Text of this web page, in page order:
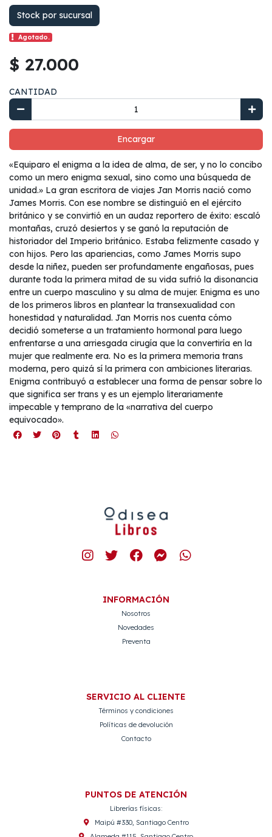
Stock por sucursal
Agotado.
$ 27.000
CANTIDAD
Encargar
«Equiparo el enigma a la idea de alma, de ser, y no lo concibo
como un mero enigma sexual, sino como una búsqueda de
unidad.» La gran escritora de viajes Jan Morris nació como
James Morris. Con ese nombre se distinguió en el ejército
británico y se convirtió en un audaz reportero de éxito: escaló
montañas, cruzó desiertos y se ganó la reputación de
historiador del Imperio británico. Estaba felizmente casado y
con hijos. Pero las apariencias, como James Morris supo
desde la niñez, pueden ser profundamente engañosas, pues
durante toda la primera mitad de su vida sufrió la disonancia
entre un cuerpo masculino y su alma de mujer. Enigma es uno
de los primeros libros en plantear la transexualidad con
honestidad y naturalidad. Jan Morris nos cuenta cómo
decidió someterse a un tratamiento hormonal para luego
enfrentarse a una arriesgada cirugía que la convertiría en la
mujer que realmente era. No es la primera memoria trans
moderna, pero quizá sí la primera con ambiciones literarias.
Enigma contribuyó a establecer una forma de pensar sobre lo
que significa ser trans y es un ejemplo literariamente
impecable y temprano de la «narrativa del cuerpo
equivocado».
INFORMACIÓN
Nosotros
Novedades
Preventa
SERVICIO AL CLIENTE
Términos y condiciones
Políticas de devolución
Contacto
PUNTOS DE ATENCIÓN
Librerías físicas:
Maipú #330, Santiago Centro